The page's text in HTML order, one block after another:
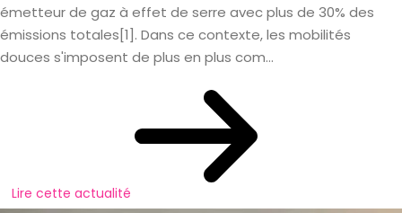
émetteur de gaz à effet de serre avec plus de 30% des
émissions totales[1]. Dans ce contexte, les mobilités
douces s'imposent de plus en plus com...
Lire cette actualité